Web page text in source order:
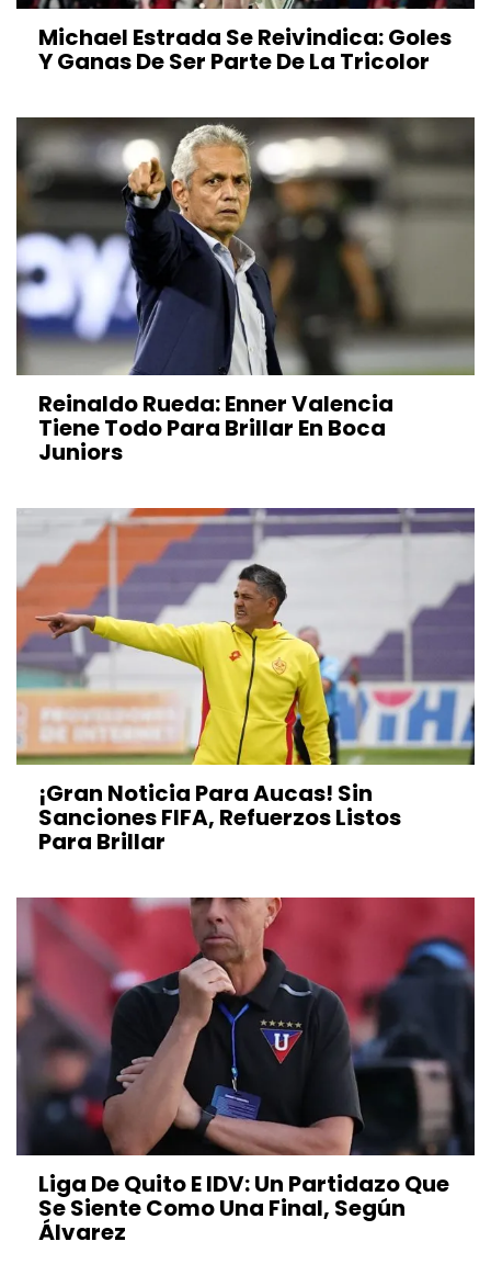
Michael Estrada Se Reivindica: Goles
Y Ganas De Ser Parte De La Tricolor
Reinaldo Rueda: Enner Valencia
Tiene Todo Para Brillar En Boca
Juniors
¡Gran Noticia Para Aucas! Sin
Sanciones FIFA, Refuerzos Listos
Para Brillar
Liga De Quito E IDV: Un Partidazo Que
Se Siente Como Una Final, Según
Álvarez